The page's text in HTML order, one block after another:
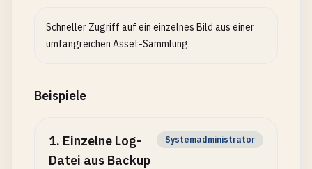
Schneller Zugriff auf ein einzelnes Bild aus einer
umfangreichen Asset-Sammlung.
Beispiele
1. Einzelne Log-
Datei aus Backup
Systemadministrator